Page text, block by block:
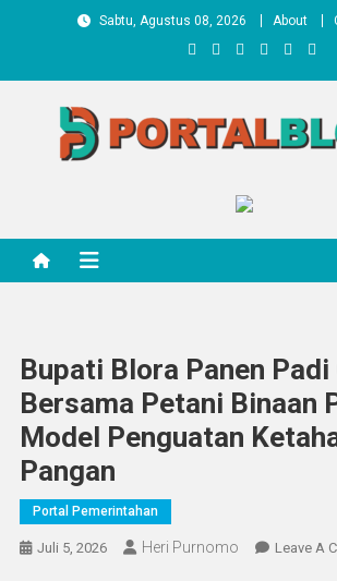
Sabtu, Agustus 08, 2026 About
Bupati Blora Panen Padi
Bersama Petani Binaan
Model Penguatan
Pangan
Portal Pemerintahan
Juli 5, 2026 Heri Purnomo Leave A